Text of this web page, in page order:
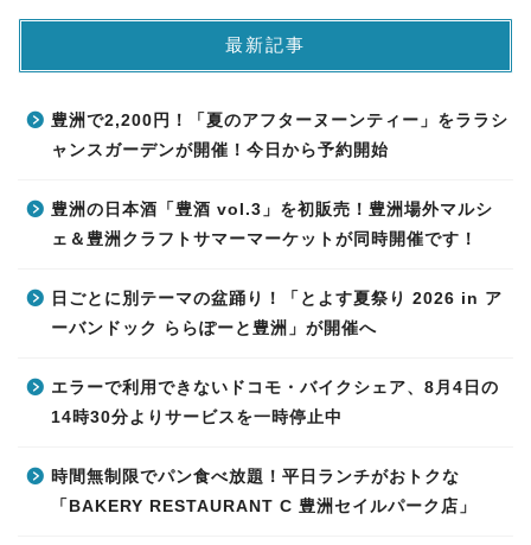
最新記事
豊洲で2,200円！「夏のアフターヌーンティー」をララシ
ャンスガーデンが開催！今日から予約開始
豊洲の日本酒「豊酒 vol.3」を初販売！豊洲場外マルシ
ェ＆豊洲クラフトサマーマーケットが同時開催です！
日ごとに別テーマの盆踊り！「とよす夏祭り 2026 in ア
ーバンドック ららぽーと豊洲」が開催へ
エラーで利用できないドコモ・バイクシェア、8月4日の
14時30分よりサービスを一時停止中
時間無制限でパン食べ放題！平日ランチがおトクな
「BAKERY RESTAURANT C 豊洲セイルパーク店」